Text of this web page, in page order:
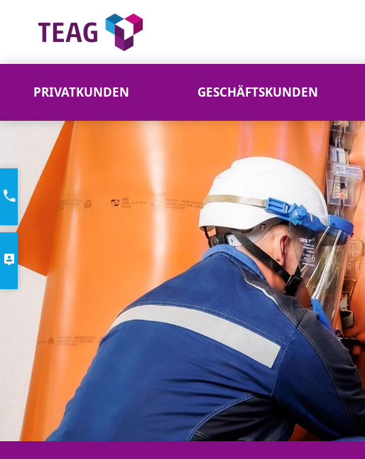
PRIVATKUNDEN GESCHÄFTSKUNDEN